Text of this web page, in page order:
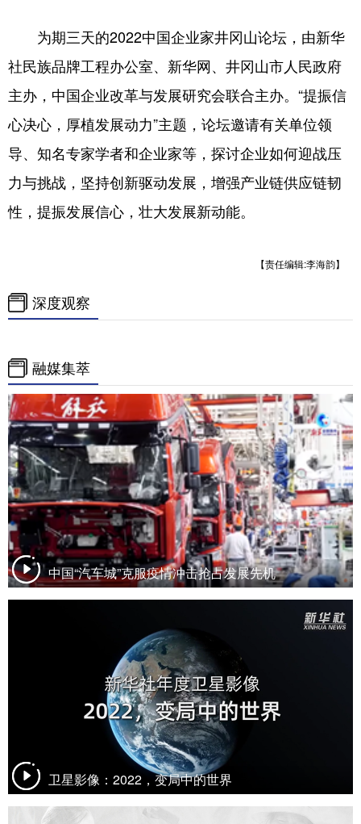
Deutsch Português
为期三天的2022中国企业家井冈山论坛，由新华
社民族品牌工程办公室、新华网、井冈山市人民政府
主办，中国企业改革与发展研究会联合主办。“提振信
心决心，厚植发展动力”主题，论坛邀请有关单位领
导、知名专家学者和企业家等，探讨企业如何迎战压
力与挑战，坚持创新驱动发展，增强产业链供应链韧
性，提振发展信心，壮大发展新动能。
【责任编辑:李海韵】
深度观察
融媒集萃
中国“汽车城”克服疫情冲击抢占发展先机
卫星影像：2022，变局中的世界